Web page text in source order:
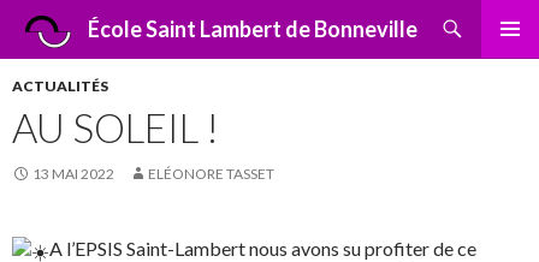
École Saint Lambert de Bonneville
Recherche
ALLER
ACTUALITÉS
AU SOLEIL !
13 MAI 2022 ELÉONORE TASSET
A l’EPSIS Saint-Lambert nous avons su profiter de ce